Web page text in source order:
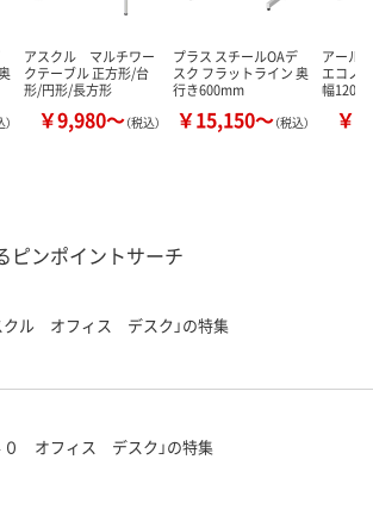
アスクル マルチワー
クテーブル 正方形/台
形/円形/長方形
￥9,980～（税込）
プラス スチールOAデ
スク フラットライン 奥
行き600mm
￥15,150～（税込）
アール
エコノ
幅
￥
ピンポイントサーチ
クル オフィス デスク」の特集
０ オフィス デスク」の特集